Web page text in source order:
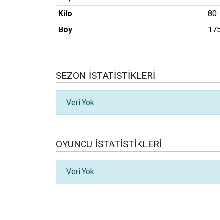
Kilo
80
Boy
SEZON İSTATISTIKLERI
Veri Yok
OYUNCU İSTATISTIKLERI
Veri Yok